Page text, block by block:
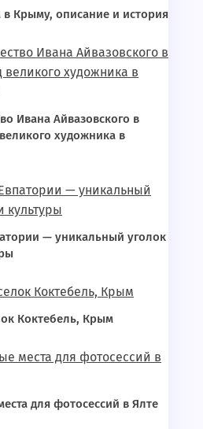
Крыму, описание и история
Ивана Айвазовского в
художника в
— уникальный уголок
Коктебель, Крым
для фотосессий в Ялте